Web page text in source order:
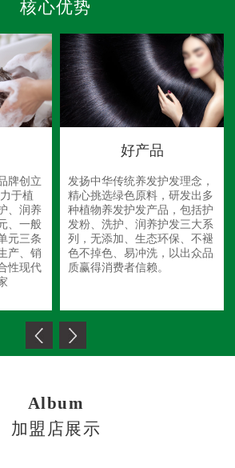
核心优势
牌创立
于植
、润养
、一般
元三条
产、销
性现代
好产品
发扬中华传统养发护发理念，
精心挑选绿色原料，研发出多
种植物养发护发产品，包括护
发粉、洗护、润养护发三大系
列，无添加、生态环保、不褪
色不掉色、易冲洗，以出众品
质赢得消费者信赖。
Album
加盟店展示